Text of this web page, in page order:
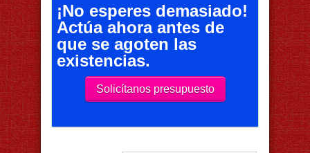
¡No esperes demasiado!
Actúa ahora antes de
que se agoten las
existencias.
Solicítanos presupuesto